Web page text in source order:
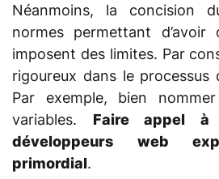
Néanmoins, la concision
normes permettant d’avoir
imposent des limites. Par
rigoureux dans le processus
Par exemple, bien
variables. Faire appel
développeurs web
primordial.